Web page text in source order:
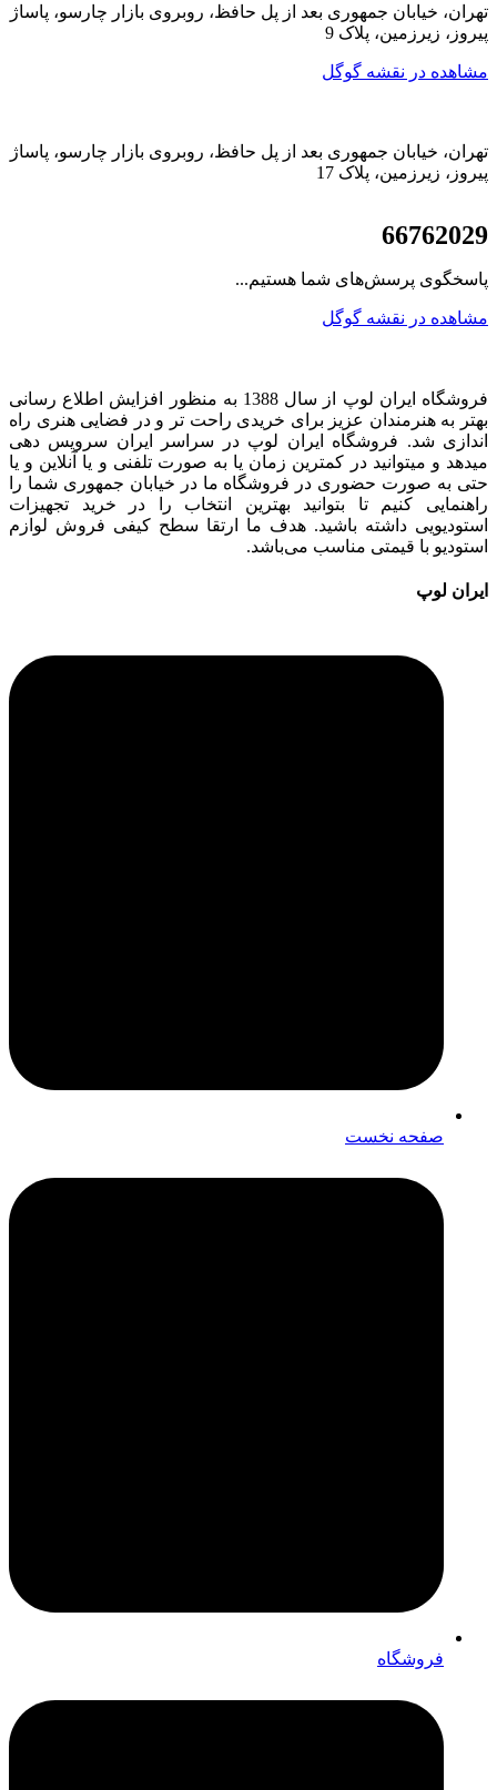
تهران، خیابان جمهوری بعد از پل حافظ، روبروی بازار چارسو، پاساژ
پیروز، زیرزمین، پلاک 9
مشاهده در نقشه گوگل
تهران، خیابان جمهوری بعد از پل حافظ، روبروی بازار چارسو، پاساژ
پیروز، زیرزمین، پلاک 17
66762029
پاسخگوی پرسش‌های شما هستیم...
مشاهده در نقشه گوگل
فروشگاه ایران لوپ از سال 1388 به منظور افزایش اطلاع رسانی
بهتر به هنرمندان عزیز برای خریدی راحت تر و در فضایی هنری راه
اندازی شد. فروشگاه ایران لوپ در سراسر ایران سرویس دهی
میدهد و میتوانید در کمترین زمان یا به صورت تلفنی و یا آنلاین و یا
حتی به صورت حضوری در فروشگاه ما در خیابان جمهوری شما را
راهنمایی کنیم تا بتوانید بهترین انتخاب را در خرید تجهیزات
استودیویی داشته باشید. هدف ما ارتقا سطح کیفی فروش لوازم
استودیو با قیمتی مناسب می‌باشد.
ایران لوپ
صفحه نخست
فروشگاه